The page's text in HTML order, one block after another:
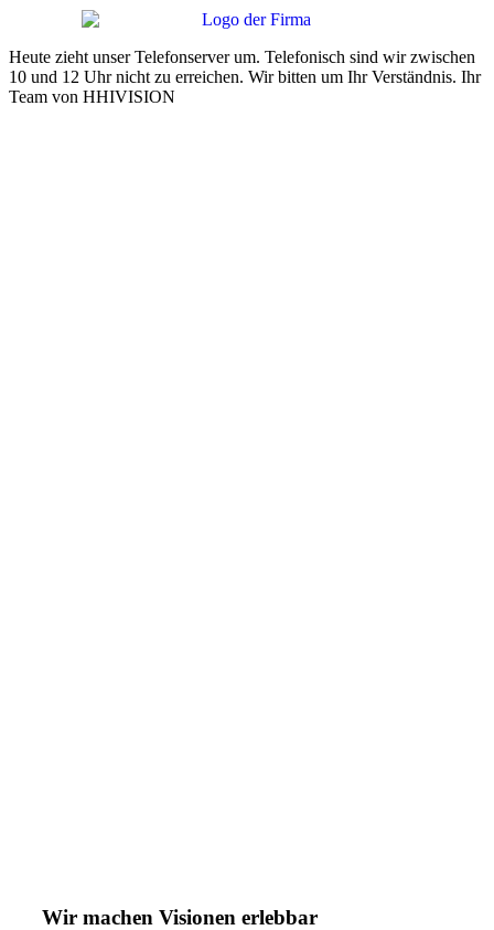
Heute zieht unser Telefonserver um. Telefonisch sind wir zwischen
10 und 12 Uhr nicht zu erreichen. Wir bitten um Ihr Verständnis. Ihr
Team von HHIVISION
Wir machen Visionen erlebbar